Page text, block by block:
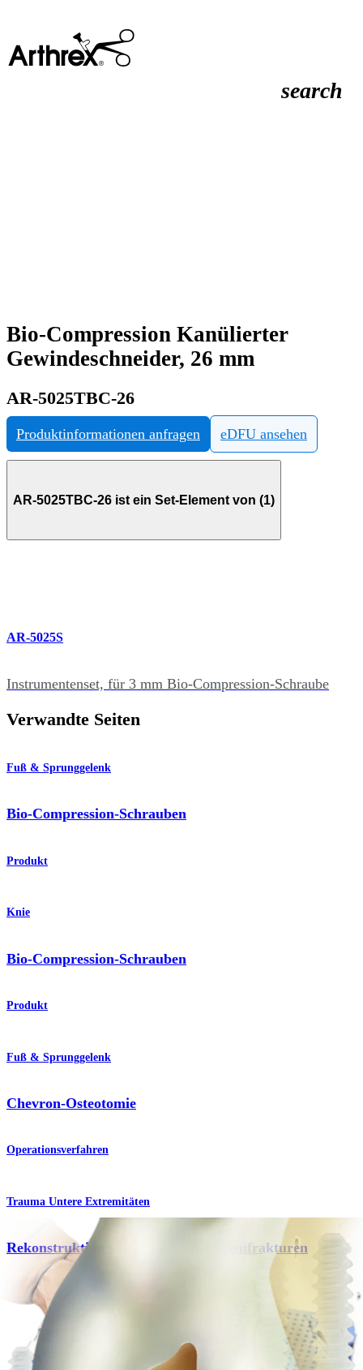
search
Bio-Compression Kanülierter
Gewindeschneider, 26 mm
AR-5025TBC-26
Produktinformationen anfragen eDFU ansehen
AR-5025TBC-26 ist ein Set-Element von (1)
AR-5025S
Instrumentenset, für 3 mm Bio-Compression-Schraube
Verwandte Seiten
Fuß & Sprunggelenk
Bio-Compression-Schrauben
Produkt
Knie
Bio-Compression-Schrauben
Produkt
Fuß & Sprunggelenk
Chevron-Osteotomie
Operationsverfahren
Trauma Untere Extremitäten
Rekonstruktion von Mittelfußknochenfrakturen
Operationsverfahren
Knie